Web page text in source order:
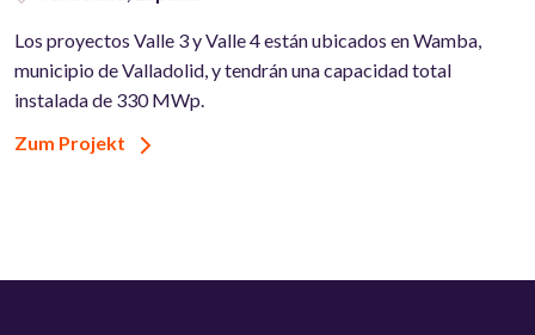
Los proyectos Valle 3 y Valle 4 están ubicados en Wamba,
municipio de Valladolid, y tendrán una capacidad total
instalada de 330 MWp.
Zum Projekt